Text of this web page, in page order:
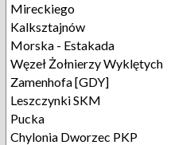
Mireckiego
Kalksztajnów
Morska - Estakada
Węzeł Żołnierzy Wyklętych
Zamenhofa [GDY]
Leszczynki SKM
Pucka
Chylonia Dworzec PKP